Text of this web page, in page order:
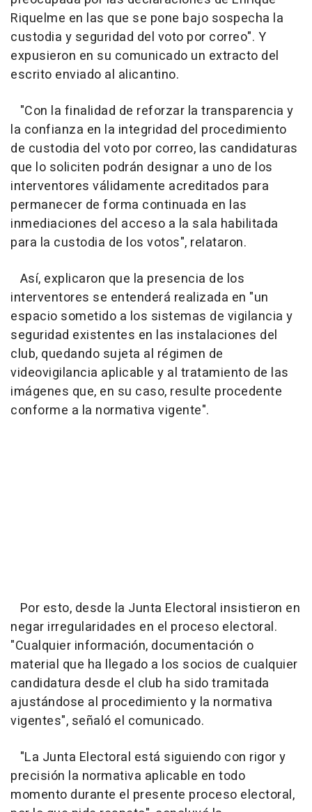
Riquelme en las que se pone bajo sospecha la
custodia y seguridad del voto por correo". Y
expusieron en su comunicado un extracto del
escrito enviado al alicantino.
"Con la finalidad de reforzar la transparencia y
la confianza en la integridad del procedimiento
de custodia del voto por correo, las candidaturas
que lo soliciten podrán designar a uno de los
interventores válidamente acreditados para
permanecer de forma continuada en las
inmediaciones del acceso a la sala habilitada
para la custodia de los votos", relataron.
Así, explicaron que la presencia de los
interventores se entenderá realizada en "un
espacio sometido a los sistemas de vigilancia y
seguridad existentes en las instalaciones del
club, quedando sujeta al régimen de
videovigilancia aplicable y al tratamiento de las
imágenes que, en su caso, resulte procedente
conforme a la normativa vigente".
Por esto, desde la Junta Electoral insistieron en
negar irregularidades en el proceso electoral.
"Cualquier información, documentación o
material que ha llegado a los socios de cualquier
candidatura desde el club ha sido tramitada
ajustándose al procedimiento y la normativa
vigentes", señaló el comunicado.
"La Junta Electoral está siguiendo con rigor y
precisión la normativa aplicable en todo
momento durante el presente proceso electoral,